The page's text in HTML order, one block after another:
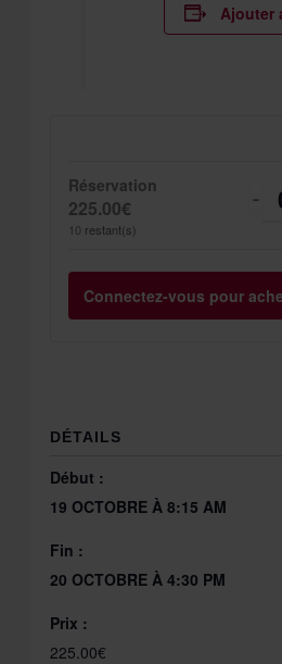
Ajouter
DÉTAILS
Début :
19 OCTOBRE À 8:15 AM
Fin :
20 OCTOBRE À 4:30 PM
Prix :
225.00€
Réservation
225.00€
10 restant(s)
de
-
Connectez-vous pour